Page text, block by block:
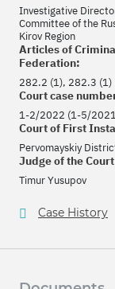
Investigative
Committee of the
Kirov Region
Articles of
Federation:
282.2 (1), 282.3 (1)
Court case
1-2/2022 (1-5/
Court of First
Pervomayskiy
Judge of the
Timur Yusupov
Case History